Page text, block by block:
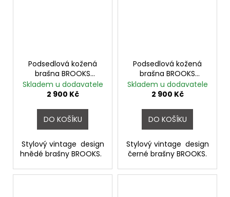
Podsedlová kožená
brašna BROOKS
CHALLENGE large
Skladem u dodavatele
2 900 Kč
DO KOŠÍKU
Stylový vintage design
hnědé brašny BROOKS.
Podsedlová kožená
brašna BROOKS
CHALLENGE large
Skladem u dodavatele
2 900 Kč
DO KOŠÍKU
Stylový vintage design
černé brašny BROOKS.